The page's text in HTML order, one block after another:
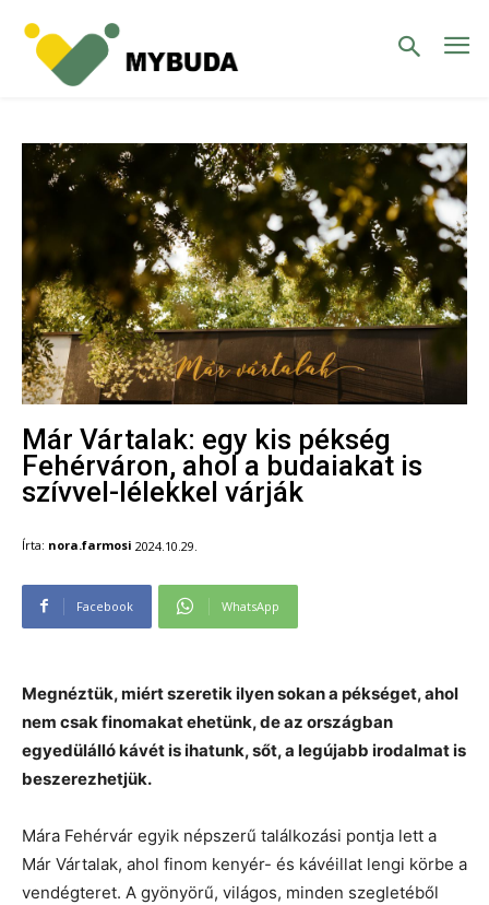
Már Vártalak: egy kis pékség
Fehérváron, ahol a budaiakat is
szívvel-lélekkel várják
Írta: nora.farmosi 2024.10.29.
Facebook WhatsApp
Megnéztük, miért szeretik ilyen sokan a pékséget, ahol
nem csak finomakat ehetünk, de az országban
egyedülálló kávét is ihatunk, sőt, a legújabb irodalmat is
beszerezhetjük.
Mára Fehérvár egyik népszerű találkozási pontja lett a
Már Vártalak, ahol finom kenyér- és kávéillat lengi körbe a
vendégteret. A gyönyörű, világos, minden szegletéből